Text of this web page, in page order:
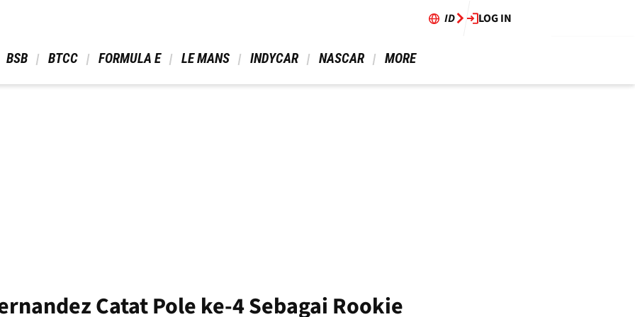
ID LOG IN
BSB BTCC FORMULA E LE MANS INDYCAR NASCAR MORE
Catat Pole ke-4 Sebagai Rookie